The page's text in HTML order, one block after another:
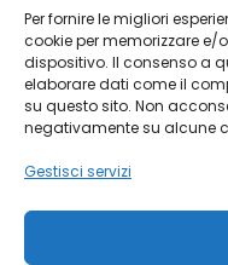
Per fornire le migliori
cookie per memorizzare
dispositivo. Il consenso a
elaborare dati come il
su questo sito. Non
negativamente su alcune
Gestisci servizi
Gli Ultimi Post
Choice Shop Newsletter